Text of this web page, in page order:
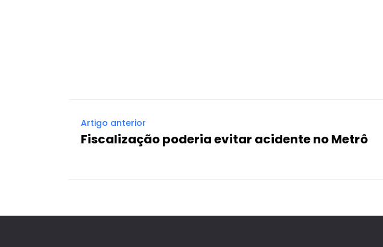
Artigo anterior
Fiscalização poderia evitar acidente no Metrô